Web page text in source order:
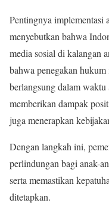
Pentingnya implementasi
menyebutkan bahwa
media sosial di kalangan
bahwa penegakan
berlangsung dalam
memberikan dampak
juga menerapkan
Dengan langkah ini,
perlindungan bagi anak-
serta memastikan
ditetapkan.